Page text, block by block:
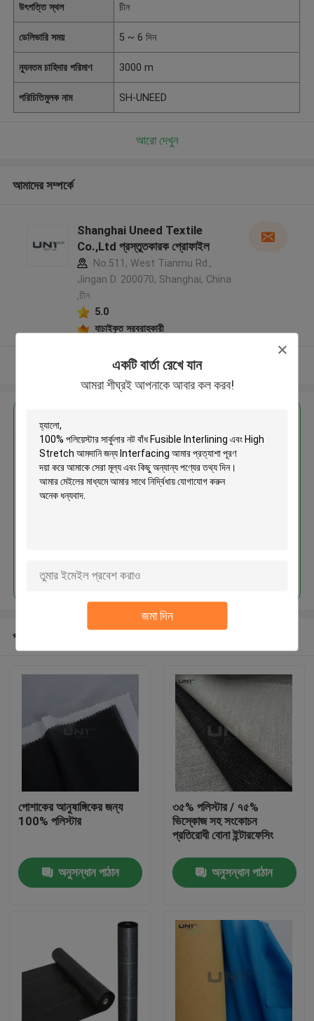
একটি বার্তা রেখে যান
আমরা শীঘ্রই আপনাকে আবার কল করব!
জমা দিন
পণ্য
আমাদের সম্পর্কে
উৎপত্তি স্থল চীন
ডেলিভারি সময় 5 ~ 6 দিন
ন্যূনতম চাহিদার পরিমাণ 3000 m
পরিচিতিমুলক নাম SH-UNEED
আরো দেখুন
আমাদের সম্পর্কে
Shanghai Uneed Textile
Co.,Ltd প্রস্তুতকারক প্রোফাইল
No.511, West Tianmu Rd.,
Jingan D. 200070, Shanghai, China
,চীন
5.0
যাচাইকৃত সরবরাহকারী
আরো দেখুন
100% পলিয়েস্টার সার্কুলার নট বাঁধ Fusible
Interlining এবং High Stretch আমদানি
প্রস্তাবিত পণ্য
পোশাকের আনুষাঙ্গিকের জন্য
100% পলিস্টার
অনুসন্ধান পাঠান
৩৫% পলিস্টার / ৭৫%
ভিস্কোজ সহ সংকোচন
প্রতিরোধী বোনা ইন্টারফেসিং
অনুসন্ধান পাঠান